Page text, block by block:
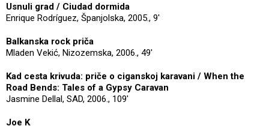
Usnuli grad / Ciudad dormida
Enrique Rodríguez, Španjolska, 2005., 9'
Balkanska rock priča
Mladen Vekić, Nizozemska, 2006., 49'
Kad cesta krivuda: priče o ciganskoj karavani / When the
Road Bends: Tales of a Gypsy Caravan
Jasmine Dellal, SAD, 2006., 109'
Joe K